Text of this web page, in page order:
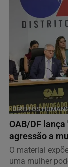
DIREITOS
OAB/DF
agressão a
O material
uma mulher